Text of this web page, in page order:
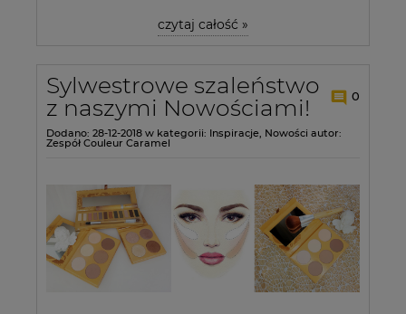
czytaj całość »
Sylwestrowe szaleństwo
z naszymi Nowościami!
0
Dodano: 28-12-2018 w kategorii: Inspiracje, Nowości autor:
Zespół Couleur Caramel